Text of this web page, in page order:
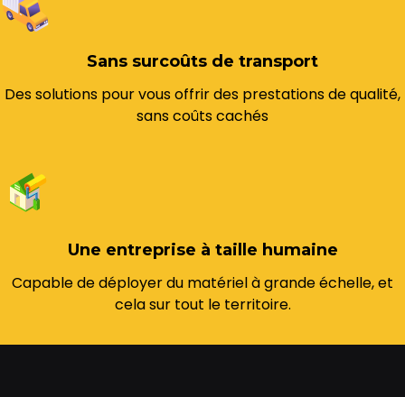
Sans surcoûts de transport
Des solutions pour vous offrir des prestations de qualité,
sans coûts cachés
Une entreprise à taille humaine
Capable de déployer du matériel à grande échelle, et
cela sur tout le territoire.